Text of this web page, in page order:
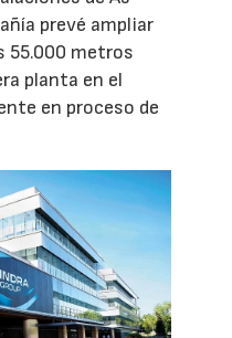
prevé ampliar
55.000 metros
planta en el
en proceso de